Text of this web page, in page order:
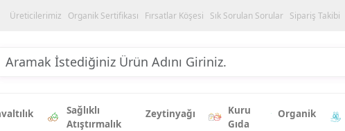
Üreticilerimiz Organik Sertifikası Fırsatlar Köşesi Sık Sorulan Sorular Sipariş Takibi
Sağlıklı
Atıştırmalık
Zeytinyağı
Kuru
Gıda
Organik